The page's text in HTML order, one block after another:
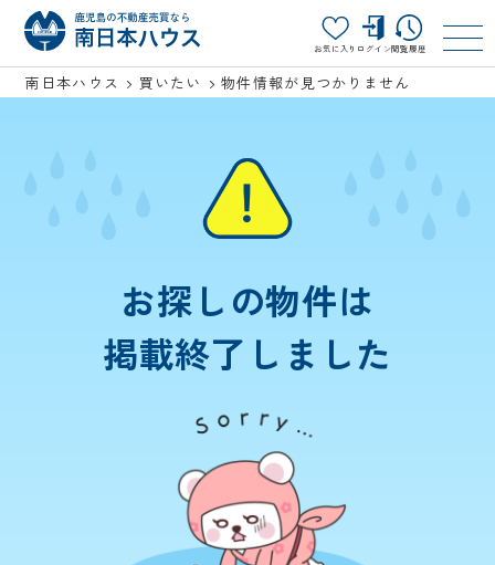
お気に入り ログイン閲覧履歴
南日本ハウス 買いたい 物件情報が見つかりません
お探しの物件は
掲載終了しました